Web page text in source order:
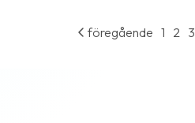
föregående 1 2 3